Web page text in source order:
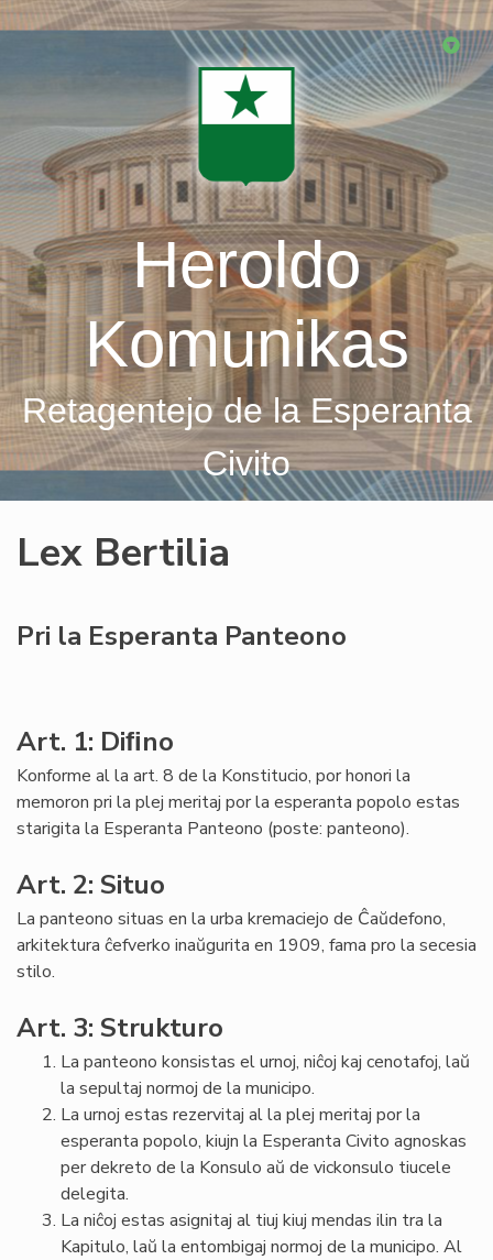
Skip
Heroldo
Komunikas
Retagentejo de la Esperanta
Civito
Lex Bertilia
Pri la Esperanta Panteono
Art. 1: Diﬁno
Konforme al la art. 8 de la Konstitucio, por honori la
memoron pri la plej meritaj por la esperanta popolo estas
starigita la Esperanta Panteono (poste: panteono).
Art. 2: Situo
La panteono situas en la urba kremaciejo de Ĉaŭdefono,
arkitektura ĉefverko inaŭgurita en 1909, fama pro la secesia
stilo.
Art. 3: Strukturo
La panteono konsistas el urnoj, niĉoj kaj cenotafoj, laŭ
la sepultaj normoj de la municipo.
La urnoj estas rezervitaj al la plej meritaj por la
esperanta popolo, kiujn la Esperanta Civito agnoskas
per dekreto de la Konsulo aŭ de vickonsulo tiucele
delegita.
La niĉoj estas asignitaj al tiuj kiuj mendas ilin tra la
Kapitulo, laŭ la entombigaj normoj de la municipo. Al